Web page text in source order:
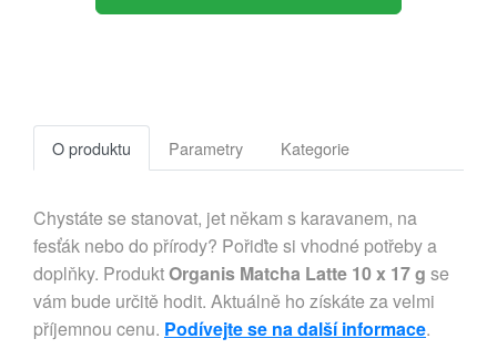
O produktu Parametry Kategorie
Chystáte se stanovat, jet někam s karavanem, na
fesťák nebo do přírody? Pořiďte si vhodné potřeby a
doplňky. ProduktOrganis Matcha Latte 10 x 17 g se
vám bude určitě hodit. Aktuálně ho získáte za velmi
příjemnou cenu. Podívejte se na další informace.